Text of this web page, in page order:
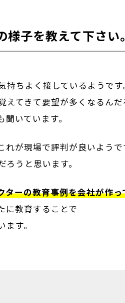
子を教えて下さい。
ちよく接しているようです。
てきて要望が多くなるん
いています。
が現場で評判が良いようで
うと思います。
ターの教育事例を会社が作っ
に教育することで
す。